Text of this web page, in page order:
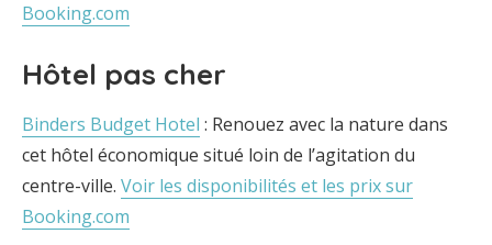
Booking.com
Hôtel pas cher
Binders Budget Hotel : Renouez avec la nature dans
cet hôtel économique situé loin de l’agitation du
centre-ville. Voir les disponibilités et les prix sur
Booking.com